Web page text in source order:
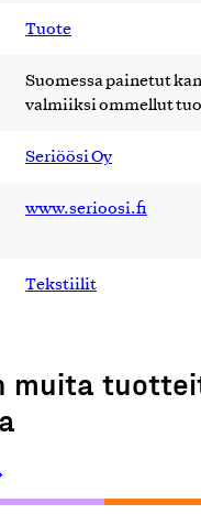
Tuote
Suomessa painetut
valmiiksi ommellut
Seriöösi Oy
www.serioosi.fi
Tekstiilit
muita